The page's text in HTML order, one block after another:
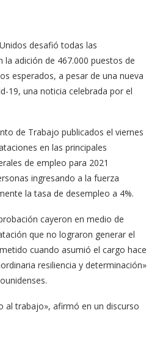
desafió todas las
la adición de 467.000 puestos de
esperados, a pesar de una nueva
19, una noticia celebrada por el
de Trabajo publicados el viernes
en las principales
de empleo para 2021
ingresando a la fuerza
la tasa de desempleo a 4%.
cayeron en medio de
que no lograron generar el
cuando asumió el cargo hace
resiliencia y determinación»
al trabajo», afirmó en un discurso